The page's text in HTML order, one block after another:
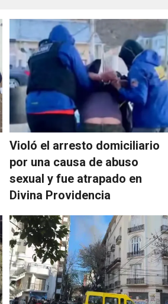
Violó el arresto domiciliario
por una causa de abuso
sexual y fue atrapado en
Divina Providencia